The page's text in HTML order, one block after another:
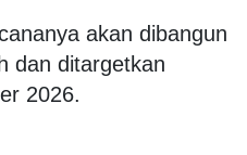
akan dibangun
dan ditargetkan
2026.